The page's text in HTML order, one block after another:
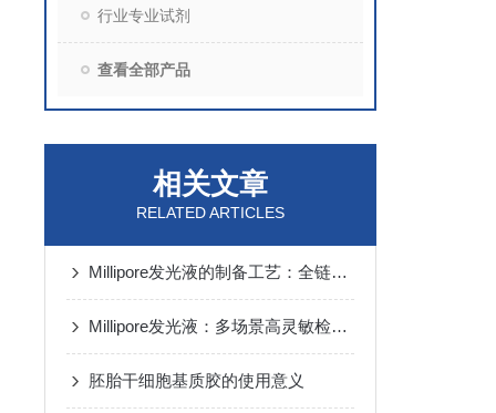
行业专业试剂
查看全部产品
相关文章
RELATED ARTICLES
Millipore发光液的制备工艺：全链路质控保障检测性能稳定
Millipore发光液：多场景高灵敏检测的核心试剂支撑
胚胎干细胞基质胶的使用意义